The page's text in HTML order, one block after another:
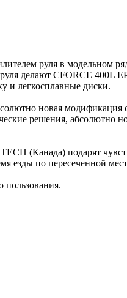
руля в модельном
делают CFORCE 400L
и легкосплавные диски.
новая модификация
решения, абсолютно
(Канада) подарят
езды по пересеченной
пользования.